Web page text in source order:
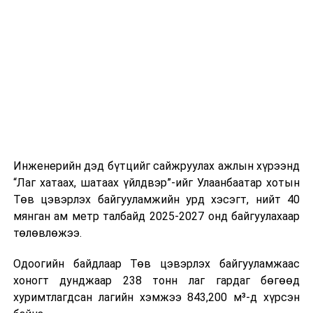
өдөр тутмын ажлын бэлэн байдлыг хангах зэрэг
практик ур чадварыг сургалтын хөтөлбөрт тусгажээ.
Сургалтыг танилцуулах лекц, асуулт-хариулт,
жишээнд суурилсан сургалт, багаар ажиллах дасгал,
танилцах, онцгой нөхцөлд ажиллах дадлага зэрэг
онол, практик хосолсон хэлбэрээр зохион байгуулж
байна.
Инженерийн дэд бүтцийг сайжруулах ажлын хүрээнд
“Лаг хатаах, шатаах үйлдвэр”-ийг Улаанбаатар хотын
Төв цэвэрлэх байгууламжийн урд хэсэгт, нийт 40
мянган ам метр талбайд 2025-2027 онд байгуулахаар
төлөвлөжээ.
Одоогийн байдлаар Төв цэвэрлэх байгууламжаас
хоногт дунджаар 238 тонн лаг гардаг бөгөөд
хуримтлагдсан лагийн хэмжээ 843,200 м³-д хүрсэн